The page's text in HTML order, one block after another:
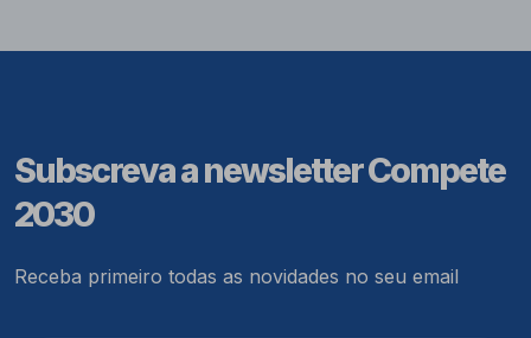
Subscreva a newsletter Compete
2030
Receba primeiro todas as novidades no seu email